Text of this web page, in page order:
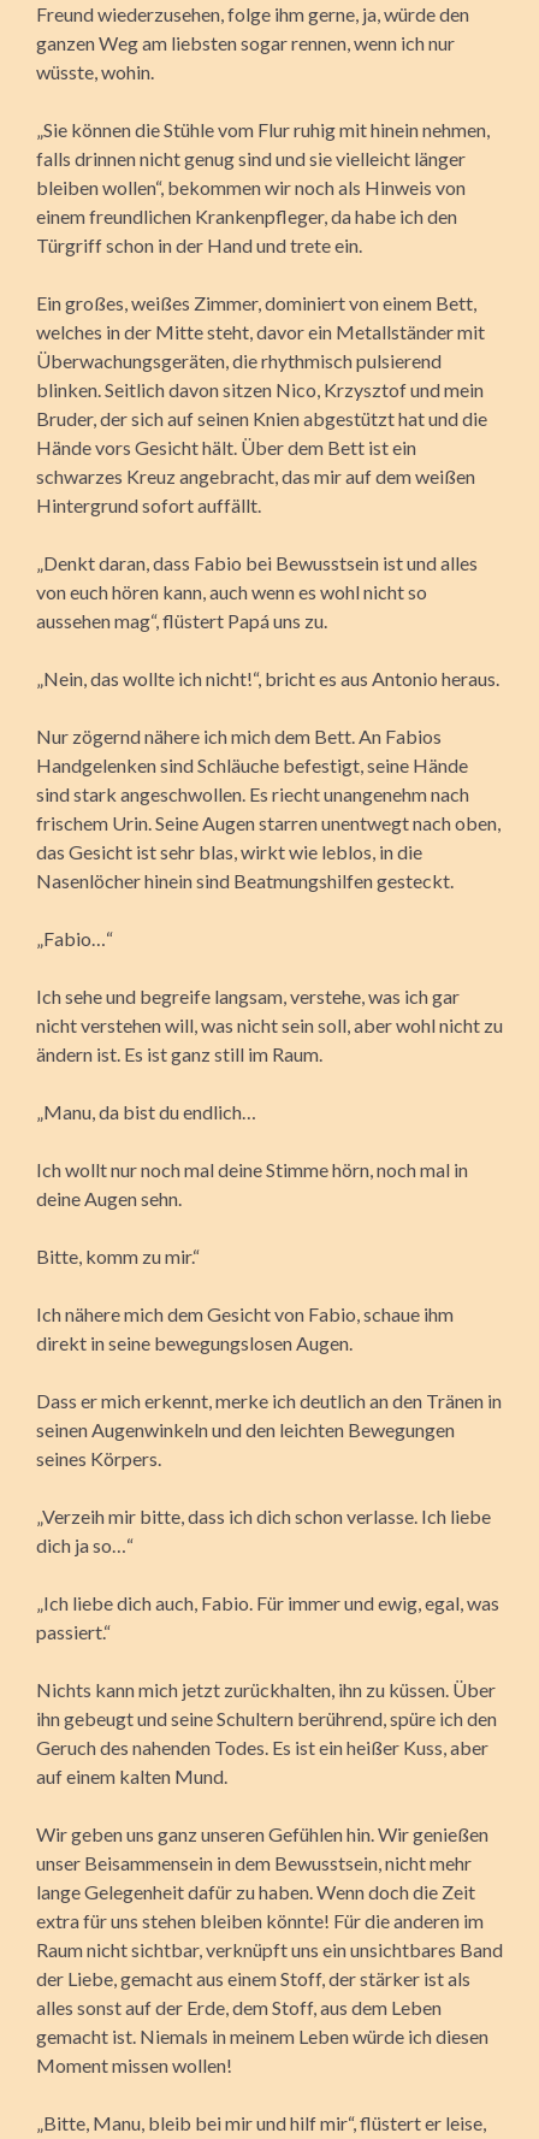
Freund wiederzusehen, folge ihm gerne, ja, würde den
ganzen Weg am liebsten sogar rennen, wenn ich nur
wüsste, wohin.
„Sie können die Stühle vom Flur ruhig mit hinein nehmen,
falls drinnen nicht genug sind und sie vielleicht länger
bleiben wollen“, bekommen wir noch als Hinweis von
einem freundlichen Krankenpfleger, da habe ich den
Türgriff schon in der Hand und trete ein.
Ein großes, weißes Zimmer, dominiert von einem Bett,
welches in der Mitte steht, davor ein Metallständer mit
Überwachungsgeräten, die rhythmisch pulsierend
blinken. Seitlich davon sitzen Nico, Krzysztof und mein
Bruder, der sich auf seinen Knien abgestützt hat und die
Hände vors Gesicht hält. Über dem Bett ist ein
schwarzes Kreuz angebracht, das mir auf dem weißen
Hintergrund sofort auffällt.
„Denkt daran, dass Fabio bei Bewusstsein ist und alles
von euch hören kann, auch wenn es wohl nicht so
aussehen mag“, flüstert Papá uns zu.
„Nein, das wollte ich nicht!“, bricht es aus Antonio heraus.
Nur zögernd nähere ich mich dem Bett. An Fabios
Handgelenken sind Schläuche befestigt, seine Hände
sind stark angeschwollen. Es riecht unangenehm nach
frischem Urin. Seine Augen starren unentwegt nach oben,
das Gesicht ist sehr blas, wirkt wie leblos, in die
Nasenlöcher hinein sind Beatmungshilfen gesteckt.
„Fabio…“
Ich sehe und begreife langsam, verstehe, was ich gar
nicht verstehen will, was nicht sein soll, aber wohl nicht zu
ändern ist. Es ist ganz still im Raum.
„Manu, da bist du endlich…
Ich wollt nur noch mal deine Stimme hörn, noch mal in
deine Augen sehn.
Bitte, komm zu mir.“
Ich nähere mich dem Gesicht von Fabio, schaue ihm
direkt in seine bewegungslosen Augen.
Dass er mich erkennt, merke ich deutlich an den Tränen in
seinen Augenwinkeln und den leichten Bewegungen
seines Körpers.
„Verzeih mir bitte, dass ich dich schon verlasse. Ich liebe
dich ja so…“
„Ich liebe dich auch, Fabio. Für immer und ewig, egal, was
passiert.“
Nichts kann mich jetzt zurückhalten, ihn zu küssen. Über
ihn gebeugt und seine Schultern berührend, spüre ich den
Geruch des nahenden Todes. Es ist ein heißer Kuss, aber
auf einem kalten Mund.
Wir geben uns ganz unseren Gefühlen hin. Wir genießen
unser Beisammensein in dem Bewusstsein, nicht mehr
lange Gelegenheit dafür zu haben. Wenn doch die Zeit
extra für uns stehen bleiben könnte! Für die anderen im
Raum nicht sichtbar, verknüpft uns ein unsichtbares Band
der Liebe, gemacht aus einem Stoff, der stärker ist als
alles sonst auf der Erde, dem Stoff, aus dem Leben
gemacht ist. Niemals in meinem Leben würde ich diesen
Moment missen wollen!
„Bitte, Manu, bleib bei mir und hilf mir“, flüstert er leise,